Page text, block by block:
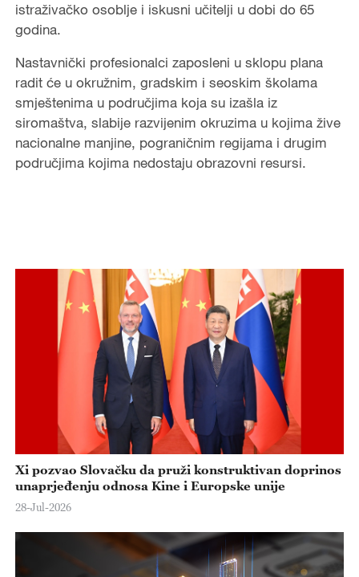
istraživačko osoblje i iskusni učitelji u dobi do 65
godina.
Nastavnički profesionalci zaposleni u sklopu plana
radit će u okružnim, gradskim i seoskim školama
smještenima u područjima koja su izašla iz
siromaštva, slabije razvijenim okruzima u kojima žive
nacionalne manjine, pograničnim regijama i drugim
područjima kojima nedostaju obrazovni resursi.
Xi pozvao Slovačku da pruži konstruktivan doprinos
unaprjeđenju odnosa Kine i Europske unije
28-Jul-2026